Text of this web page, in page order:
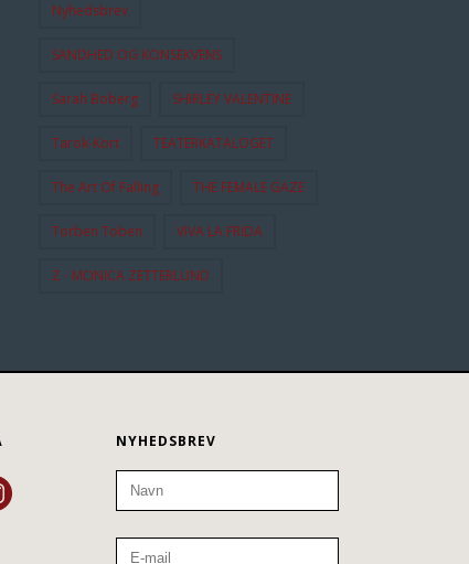
Nyhedsbrev
SANDHED OG KONSEKVENS
Sarah Boberg SHIRLEY VALENTINE
Tarok-Kort TEATERKATALOGET
The Art Of Falling THE FEMALE GAZE
Torben Toben VIVA LA FRIDA
Z - MONICA ZETTERLUND
NYHEDSBREV